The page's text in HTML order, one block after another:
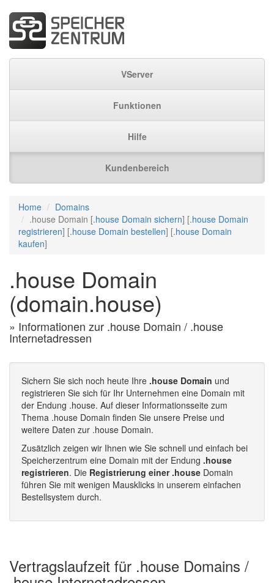
VServer
Funktionen
Hilfe
Kundenbereich
Home
Domains
.house Domain [.house Domain sichern] [.house Domain
registrieren] [.house Domain bestellen] [.house Domain
kaufen]
.house Domain
(domain.house)
» Informationen zur .house Domain / .house
Internetadressen
Sichern Sie sich noch heute Ihre .house Domain und
registrieren Sie sich für Ihr Unternehmen eine Domain mit
der Endung .house. Auf dieser Informationsseite zum
Thema .house Domain finden Sie unsere Preise und
weitere Daten zur .house Domain.
Zusätzlich zeigen wir Ihnen wie Sie schnell und einfach bei
Speicherzentrum eine Domain mit der Endung .house
registrieren. Die Registrierung einer .house Domain
führen Sie mit wenigen Mausklicks in unserem einfachen
Bestellsystem durch.
Vertragslaufzeit für .house Domains /